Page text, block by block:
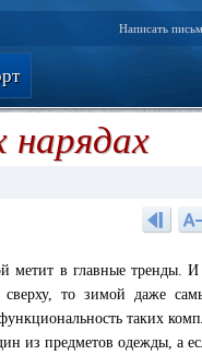
Написать
нарядах
метит в главные тренды.
то зимой даже
таких
из предметов одежды, а